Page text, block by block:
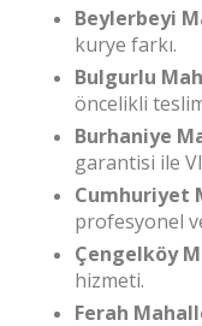
Beylerbeyi
kurye farkı.
Bulgurlu
öncelikli
Burhaniye
garantisi ile
Cumhuriyet
profesyonel
Çengelköy
hizmeti.
Ferah